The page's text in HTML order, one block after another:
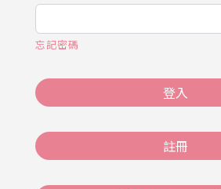
忘記密碼
登入
註冊